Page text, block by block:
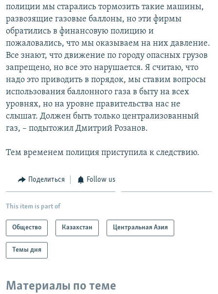
полиции мы старались тормозить такие машины,
развозящие газовые баллоны, но эти фирмы
обратились в финансовую полицию и
пожаловались, что мы оказываем на них давление.
Все знают, что движение по городу опасных грузов
запрещено, но все это нарушается. Я считаю, что
надо это приводить в порядок, мы ставим вопросы
использования баллонного газа в быту на всех
уровнях, но на уровне правительства нас не
слышат. Должен быть только централизованный
газ, – подытожил Дмитрий Розанов.
Тем временем полиция приступила к следствию.
Поделиться Follow us
This item is part of
Общество Казахстан Центральная Азия
Темы дня
Материалы по теме